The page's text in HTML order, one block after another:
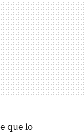
que lo